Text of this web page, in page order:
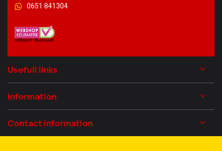
0651 841304
Usefull links
Information
Contact information